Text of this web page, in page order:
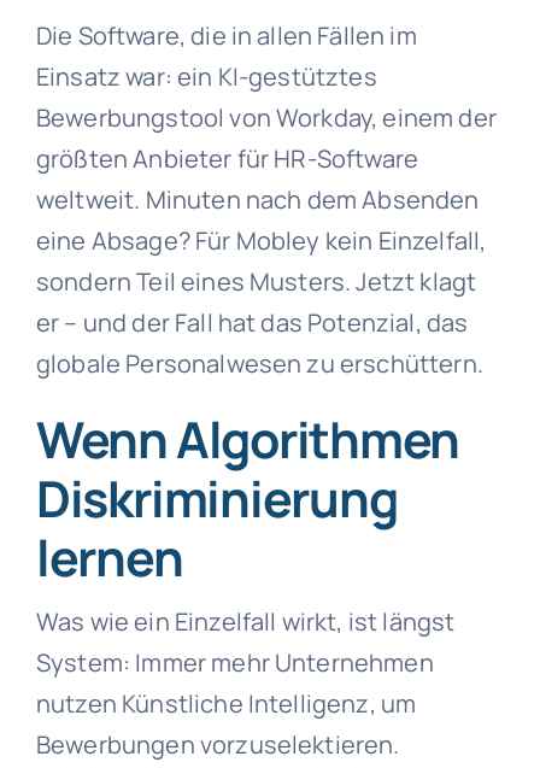
Die Software, die in allen Fällen im
Einsatz war: ein KI-gestütztes
Bewerbungstool von Workday, einem der
größten Anbieter für HR-Software
weltweit. Minuten nach dem Absenden
eine Absage? Für Mobley kein Einzelfall,
sondern Teil eines Musters. Jetzt klagt
er – und der Fall hat das Potenzial, das
globale Personalwesen zu erschüttern.
Wenn Algorithmen
Diskriminierung
lernen
Was wie ein Einzelfall wirkt, ist längst
System: Immer mehr Unternehmen
nutzen Künstliche Intelligenz, um
Bewerbungen vorzuselektieren.